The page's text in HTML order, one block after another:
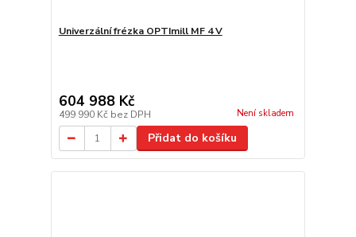
Univerzální frézka OPTImill MF 4 V
604 988 Kč
499 990 Kč bez DPH Není skladem
Přidat do košíku